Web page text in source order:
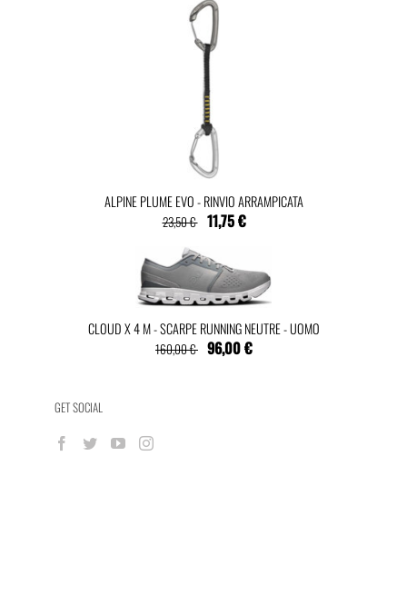
ALPINE PLUME EVO - RINVIO ARRAMPICATA
23,50 € 11,75 €
CLOUD X 4 M - SCARPE RUNNING NEUTRE - UOMO
160,00 € 96,00 €
GET SOCIAL